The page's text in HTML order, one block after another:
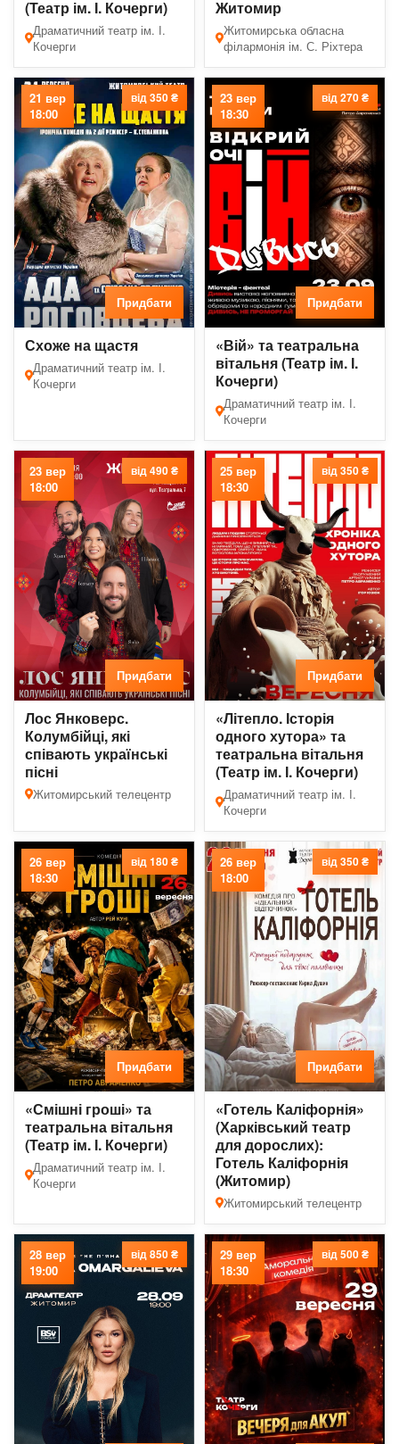
(Театр ім. І. Кочерги)
Драматичний театр ім. І.
Кочерги
Житомир
Житомирська обласна
філармонія ім. С. Ріхтера
21 вер
18:00
від 350 ₴
Придбати
Схоже на щастя
Драматичний театр ім. І.
Кочерги
23 вер
18:30
від 270 ₴
Придбати
«Вій» та театральна
вітальня (Театр ім. І.
Кочерги)
Драматичний театр ім. І.
Кочерги
23 вер
18:00
від 490 ₴
Придбати
Лос Янковерс.
Колумбійці, які
співають українські
пісні
Житомирський телецентр
25 вер
18:30
від 350 ₴
Придбати
«Літепло. Історія
одного хутора» та
театральна вітальня
(Театр ім. І. Кочерги)
Драматичний театр ім. І.
Кочерги
26 вер
18:30
від 180 ₴
Придбати
«Смішні гроші» та
театральна вітальня
(Театр ім. І. Кочерги)
Драматичний театр ім. І.
Кочерги
26 вер
18:00
від 350 ₴
Придбати
«Готель Каліфорнія»
(Харківський театр
для дорослих):
Готель Каліфорнія
(Житомир)
Житомирський телецентр
28 вер
19:00
від 850 ₴
29 вер
18:30
від 500 ₴